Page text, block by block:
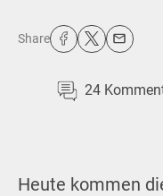
Share
24
Heute kommen